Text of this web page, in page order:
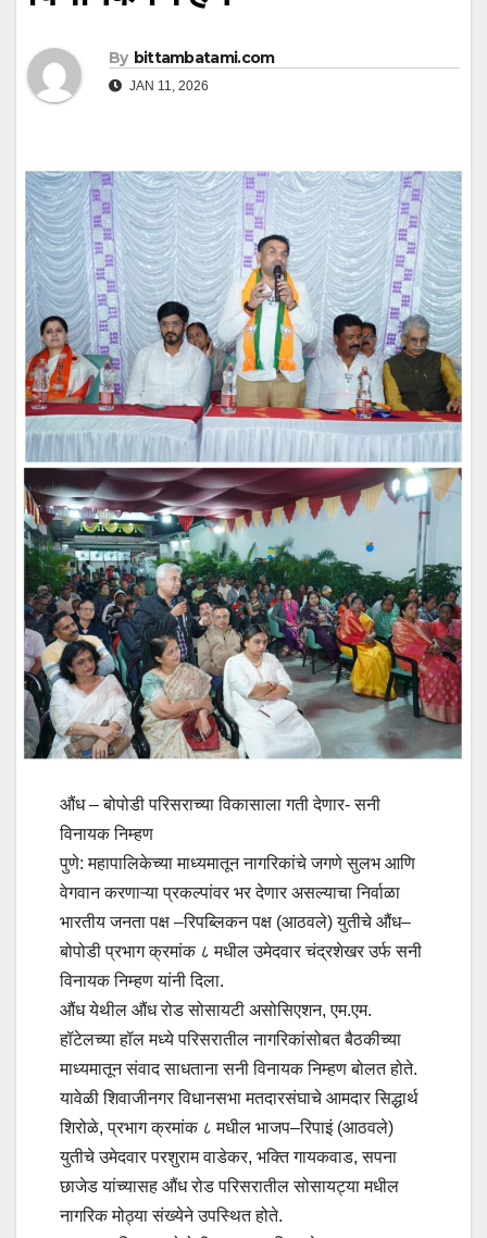
By bittambatami.com
JAN 11, 2026
औंध – बोपोडी परिसराच्या विकासाला गती देणार- सनी
विनायक निम्हण
पुणे: महापालिकेच्या माध्यमातून नागरिकांचे जगणे सुलभ आणि
वेगवान करणाऱ्या प्रकल्पांवर भर देणार असल्याचा निर्वाळा
भारतीय जनता पक्ष –रिपब्लिकन पक्ष (आठवले) युतीचे औंध–
बोपोडी प्रभाग क्रमांक ८ मधील उमेदवार चंद्रशेखर उर्फ सनी
विनायक निम्हण यांनी दिला.
औंध येथील औंध रोड सोसायटी असोसिएशन, एम.एम.
हॉटेलच्या हॉल मध्ये परिसरातील नागरिकांसोबत बैठकीच्या
माध्यमातून संवाद साधताना सनी विनायक निम्हण बोलत होते.
यावेळी शिवाजीनगर विधानसभा मतदारसंघाचे आमदार सिद्धार्थ
शिरोळे, प्रभाग क्रमांक ८ मधील भाजप–रिपाइं (आठवले)
युतीचे उमेदवार परशुराम वाडेकर, भक्ति गायकवाड, सपना
छाजेड यांच्यासह औंध रोड परिसरातील सोसायट्या मधील
नागरिक मोठ्या संख्येने उपस्थित होते.